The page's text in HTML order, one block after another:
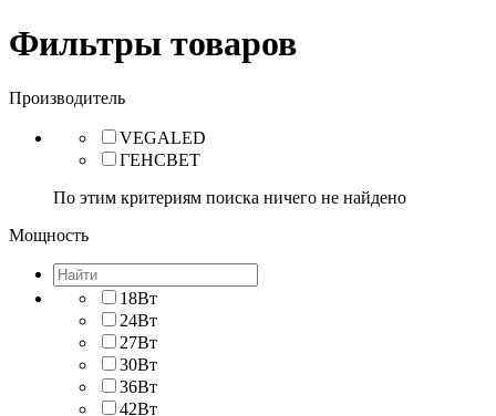
Фильтры товаров
Производитель
VEGALED
ГЕНСВЕТ
По этим критериям поиска ничего не найдено
Мощность
18Вт
24Вт
27Вт
30Вт
36Вт
42Вт